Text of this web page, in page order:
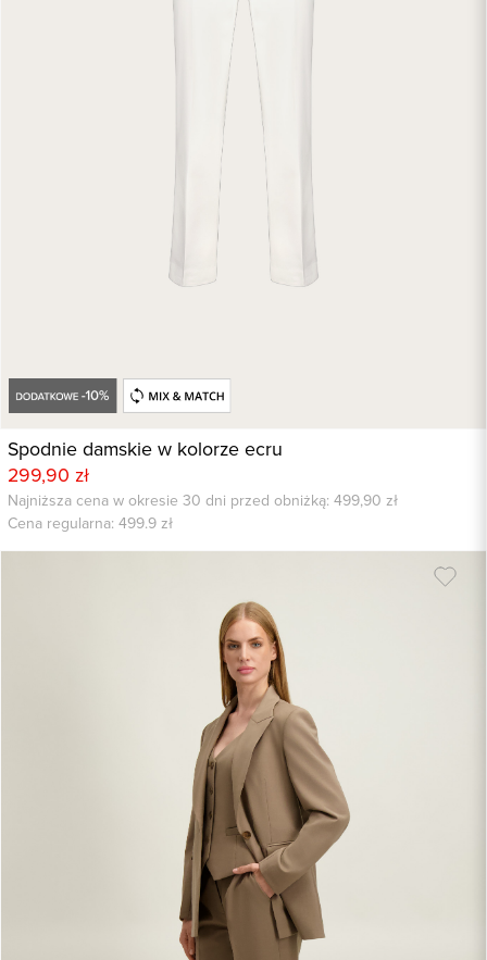
Spodnie damskie w kolorze ecru
299,90 zł
Najniższa cena w okresie 30 dni przed obniżką: 499,90 zł
Cena regularna: 499.9zł